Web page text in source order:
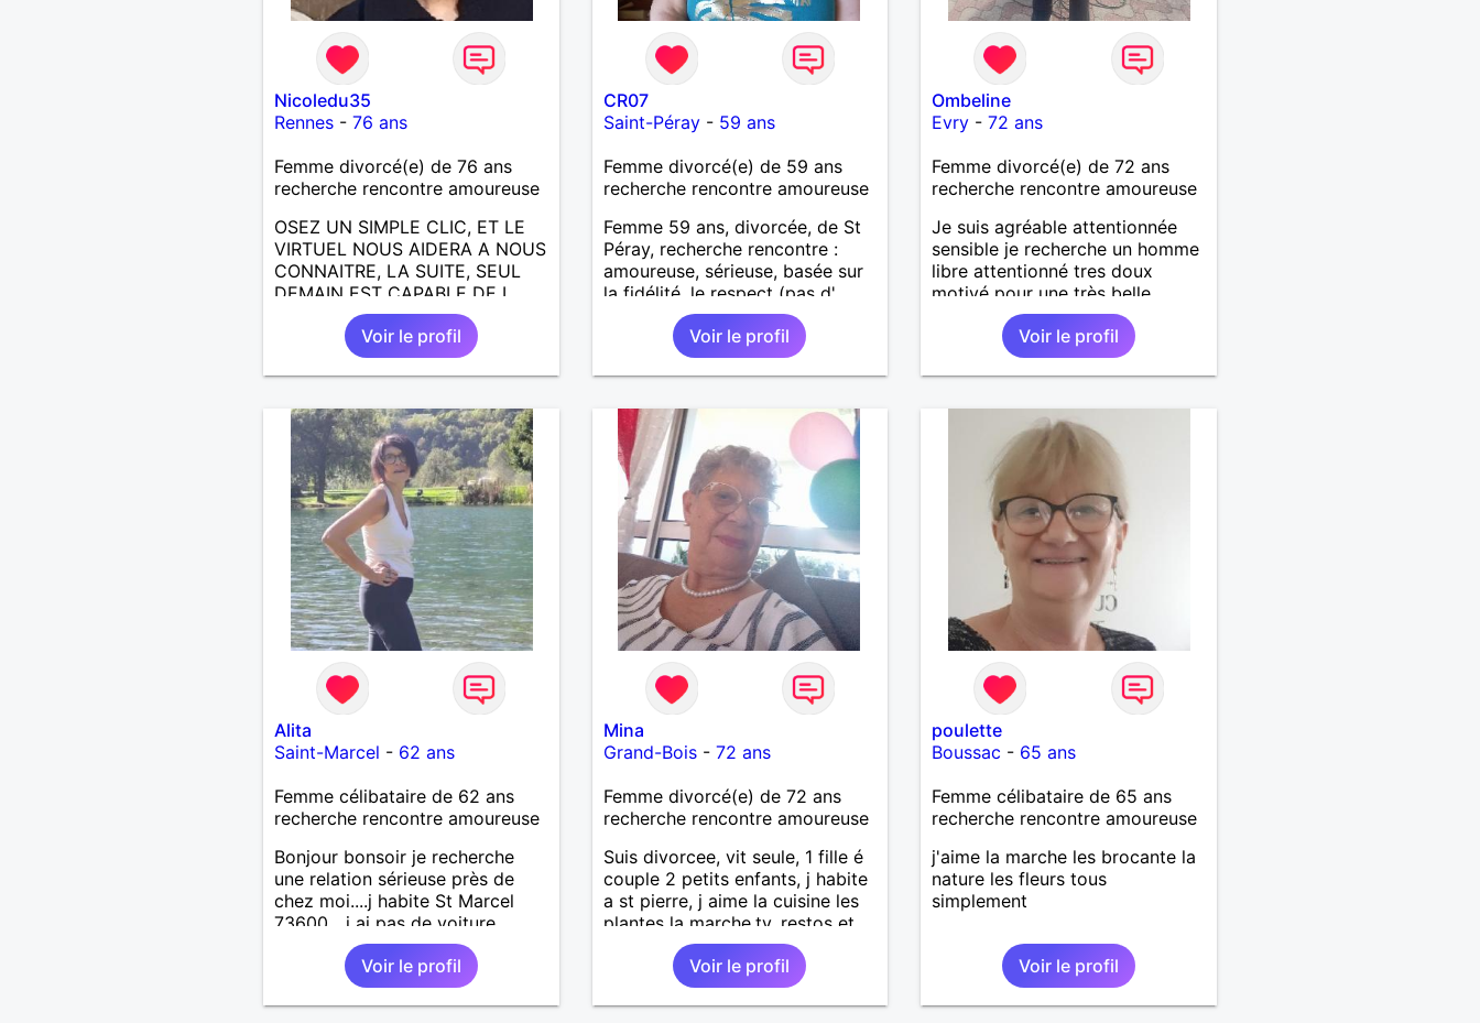
Nicoledu35
Rennes- 76 ans
Femme divorcé(e) de 76 ans
recherche rencontre amoureuse
OSEZ UN SIMPLE CLIC, ET LE
VIRTUEL NOUS AIDERA A NOUS
CONNAITRE, LA SUITE, SEUL
DEMAIN EST CAPABLE DE L
ECRIRE; J AIMERAIS
RENCONTRER, LA COMPLICITE,
LE PARTAGE DES BELLES
CHOSES DE LA VIE : BALADES,
AILLEURS. ETRE A L ECOUTE
DE L AUTRE, ET LA VIE SERA
PLUS BELLE
ENCORE.....................
Voir le profil
CR07
Saint-Péray- 59 ans
Femme divorcé(e) de 59 ans
recherche rencontre amoureuse
Femme 59 ans, divorcée, de St
Péray, recherche rencontre :
amoureuse, sérieuse, basée sur
la fidélité, le respect (pas d'
aventure d'un soir). Rien ne vaut
une rencontre après quelques
échanges par messages pour
savoir si il y a un feeling entre
Au plaisir de se découvrir...
Voir le profil
Ombeline
Evry -72 ans
Femme divorcé(e) de 72 ans
recherche rencontre amoureuse
Je suis agréable attentionnée
sensible je recherche un homme
libre attentionné tres doux
motivé pour une très belle
longue histoire sérieuse et
Voir le profil
Alita
Saint-Marcel - 62 ans
Femme célibataire de 62 ans
recherche rencontre amoureuse
Bonjour bonsoir je recherche
une relation sérieuse près de
chez moi....j habite St Marcel
73600....j ai pas de voiture
50km ... quelqu'un qui aurait
entre 55 et 64 ans...sans enfants
de préférence même adultes et
qui n aurait garder aucun
Voir le profil
Mina
Grand-Bois- 72 ans
Femme divorcé(e) de 72 ans
recherche rencontre amoureuse
Suis divorcee, vit seule, 1 fille é
couple 2 petits enfants, j habite
a st pierre, j aime la cuisine les
plantes la marche,tv, restos et
voyages 1m65 68 kgse
Voir le profil
poulette
Boussac - 65 ans
Femme célibataire de 65 ans
recherche rencontre amoureuse
j'aime la marche les brocante la
nature les fleurs tous
simplement
Voir le profil